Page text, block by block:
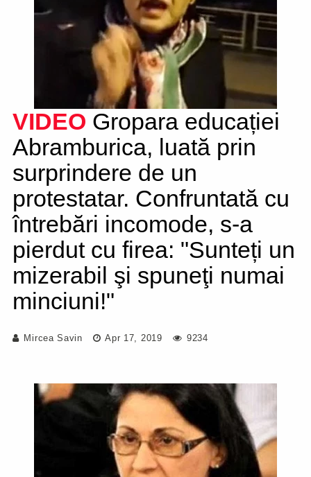
VIDEO Gropara educației
Abramburica, luată prin
surprindere de un
protestatar. Confruntată cu
întrebări incomode, s-a
pierdut cu firea: "Sunteți un
mizerabil şi spuneţi numai
minciuni!"
Mircea Savin Apr 17, 2019 9234